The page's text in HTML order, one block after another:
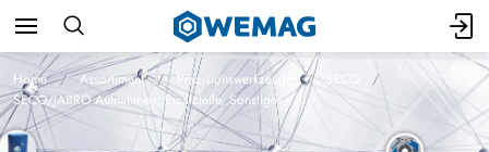
Home Assortiment Präzisionswerkzeuge
SECO
SECO/JABRO Aufnahmen, Ersatzteile, Sonstiges